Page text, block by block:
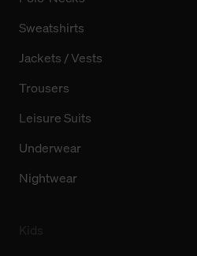
Sweatshirts
Jackets / Vests
Trousers
Leisure Suits
Underwear
Nightwear